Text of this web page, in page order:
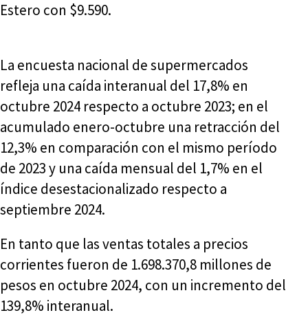
Estero con $9.590.
La encuesta nacional de supermercados
refleja una caída interanual del 17,8% en
octubre 2024 respecto a octubre 2023; en el
acumulado enero-octubre una retracción del
12,3% en comparación con el mismo período
de 2023 y una caída mensual del 1,7% en el
índice desestacionalizado respecto a
septiembre 2024.
En tanto que las ventas totales a precios
corrientes fueron de 1.698.370,8 millones de
pesos en octubre 2024, con un incremento del
139,8% interanual.